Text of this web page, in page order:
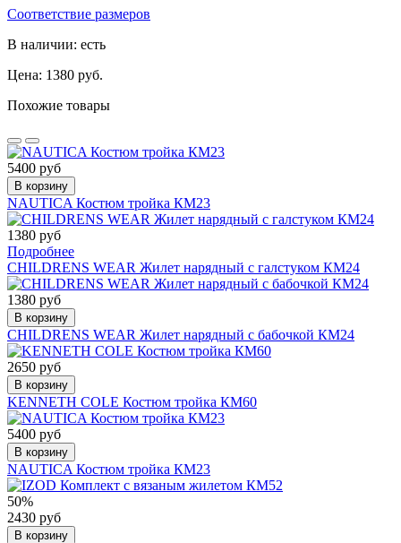
Соответствие размеров
В наличии: есть
Цена: 1380 руб.
Похожие товары
5400 руб
В корзину
NAUTICA Костюм тройка КМ23
1380 руб
Подробнее
CHILDRENS WEAR Жилет нарядный с галстуком КМ24
1380 руб
В корзину
CHILDRENS WEAR Жилет нарядный с бабочкой КМ24
2650 руб
В корзину
KENNETH COLE Костюм тройка КМ60
5400 руб
В корзину
NAUTICA Костюм тройка КМ23
50%
2430 руб
В корзину